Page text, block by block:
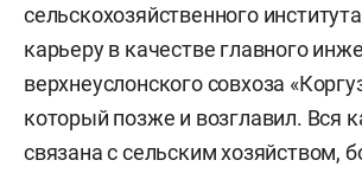
сельскохозяйственного
карьеру в качестве главного
верхнеуслонского совхоза
который позже и возглавил. Вся
связана с сельским хозяйством,